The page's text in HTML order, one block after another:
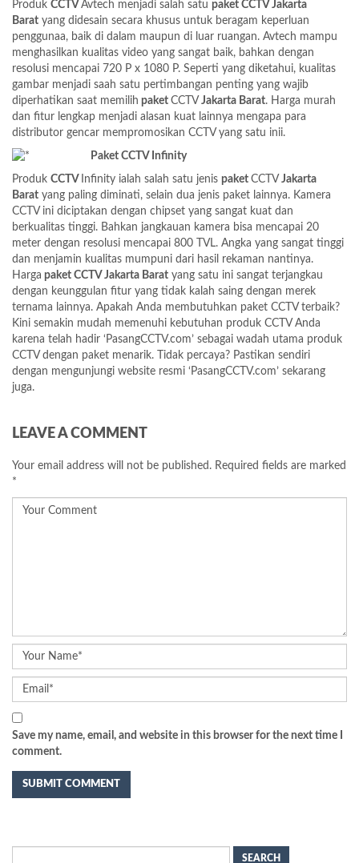
Produk CCTV Avtech menjadi salah satu paket CCTV Jakarta
Barat yang didesain secara khusus untuk beragam keperluan
penggunaa, baik di dalam maupun di luar ruangan. Avtech mampu
menghasilkan kualitas video yang sangat baik, bahkan dengan
resolusi mencapai 720 P x 1080 P. Seperti yang diketahui, kualitas
gambar menjadi saah satu pertimbangan penting yang wajib
diperhatikan saat memilih paket CCTV Jakarta Barat. Harga murah
dan fitur lengkap menjadi alasan kuat lainnya mengapa para
distributor gencar mempromosikan CCTV yang satu inii.
Paket CCTV Infinity
Produk CCTV Infinity ialah salah satu jenis paket CCTV Jakarta
Barat yang paling diminati, selain dua jenis paket lainnya. Kamera
CCTV ini diciptakan dengan chipset yang sangat kuat dan
berkualitas tinggi. Bahkan jangkauan kamera bisa mencapai 20
meter dengan resolusi mencapai 800 TVL. Angka yang sangat tinggi
dan menjamin kualitas mumpuni dari hasil rekaman nantinya.
Harga paket CCTV Jakarta Barat yang satu ini sangat terjangkau
dengan keunggulan fitur yang tidak kalah saing dengan merek
ternama lainnya. Apakah Anda membutuhkan paket CCTV terbaik?
Kini semakin mudah memenuhi kebutuhan produk CCTV Anda
karena telah hadir ‘PasangCCTV.com’ sebagai wadah utama produk
CCTV dengan paket menarik. Tidak percaya? Pastikan sendiri
dengan mengunjungi website resmi ‘PasangCCTV.com’ sekarang
juga.
LEAVE A COMMENT
Your email address will not be published. Required fields are marked
*
Save my name, email, and website in this browser for the next time I
comment.